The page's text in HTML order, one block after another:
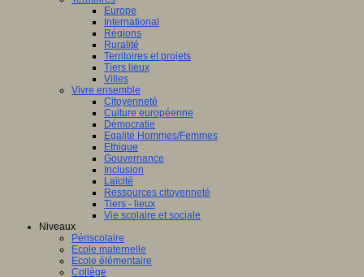
Europe
International
Régions
Ruralité
Territoires et projets
Tiers lieux
Villes
Vivre ensemble
Citoyenneté
Culture européenne
Démocratie
Egalité Hommes/Femmes
Ethique
Gouvernance
Inclusion
Laïcité
Ressources citoyenneté
Tiers - lieux
Vie scolaire et sociale
Niveaux
Périscolaire
Ecole maternelle
Ecole élémentaire
Collège